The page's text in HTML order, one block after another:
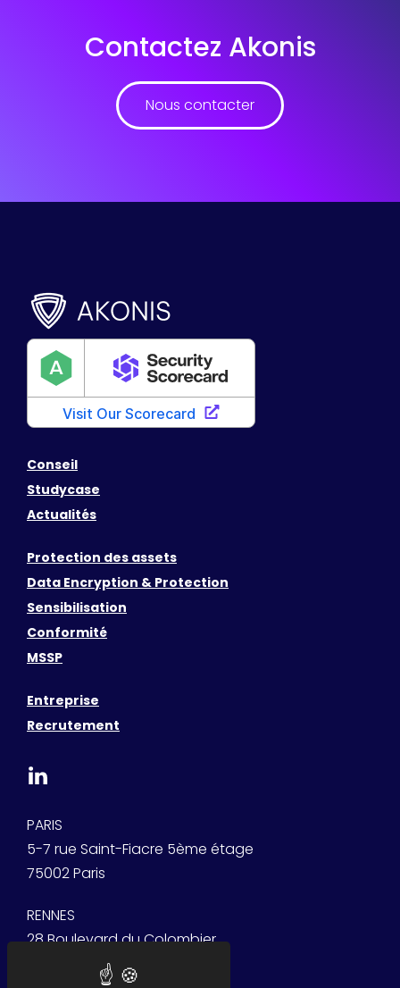
Contactez Akonis
Nous contacter
Conseil
Studycase
Actualités
Protection des assets
Data Encryption & Protection
Sensibilisation
Conformité
MSSP
Entreprise
Recrutement
PARIS
5-7 rue Saint-Fiacre 5ème étage
75002 Paris
RENNES
28 Boulevard du Colombier
35000 Rennes